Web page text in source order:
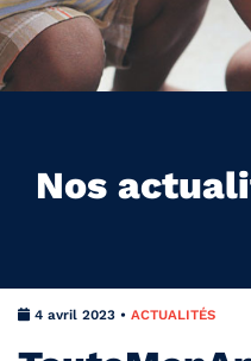
Nos
4 avril 2023 • ACTUALITÉS